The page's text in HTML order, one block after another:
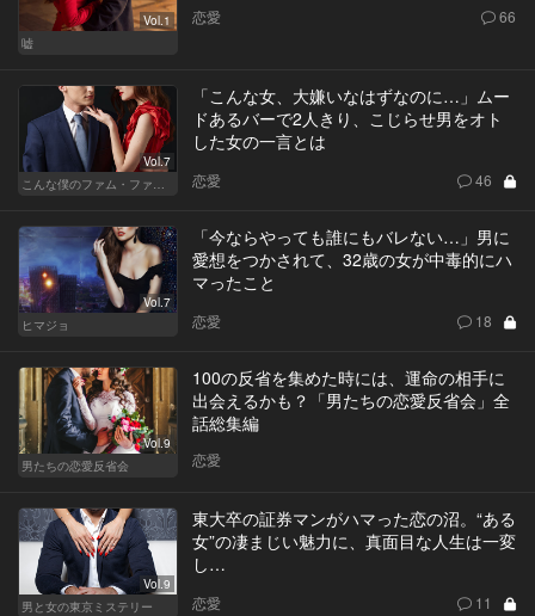
Vol.1
嘘
恋愛 66
Vol.7
「こんな女、大嫌いなはずなのに…」ムー
ドあるバーで2人きり、こじらせ男をオト
した女の一言とは
恋愛 46
Vol.7
ヒマジョ
「今ならやっても誰にもバレない…」男に
愛想をつかされて、32歳の女が中毒的にハ
マったこと
恋愛 18
Vol.9
男たちの恋愛反省会
100の反省を集めた時には、運命の相手に
出会えるかも？「男たちの恋愛反省会」全
話総集編
恋愛
Vol.9
男と女の東京ミステリー
東大卒の証券マンがハマった恋の沼。“ある
女”の凄まじい魅力に、真面目な人生は一変
し…
恋愛 11